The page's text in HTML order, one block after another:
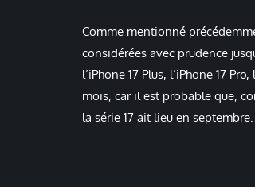
Comme mentionné
considérées avec prudence
l’iPhone 17 Plus, l’iPhone 17
mois, car il est probable que,
la série 17 ait lieu en septembre.